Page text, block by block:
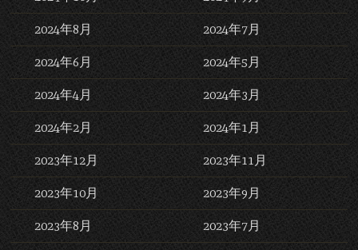
2024年8月 2024年7月
2024年6月 2024年5月
2024年4月 2024年3月
2024年2月 2024年1月
2023年12月 2023年11月
2023年10月 2023年9月
2023年8月 2023年7月